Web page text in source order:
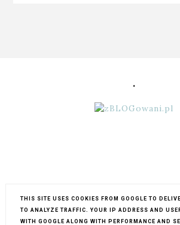
.
THIS SITE USES COOKIES FROM GOOGLE TO
TO ANALYZE TRAFFIC. YOUR IP ADDRESS AND
WITH GOOGLE ALONG WITH PERFORMANCE AND